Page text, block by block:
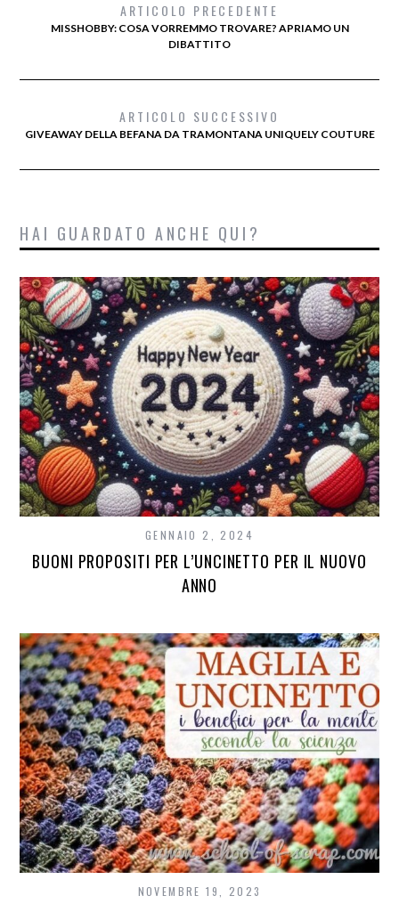
ARTICOLO PRECEDENTE
MISSHOBBY: COSA VORREMMO TROVARE? APRIAMO UN
DIBATTITO
ARTICOLO SUCCESSIVO
GIVEAWAY DELLA BEFANA DA TRAMONTANA UNIQUELY COUTURE
HAI GUARDATO ANCHE QUI?
GENNAIO 2, 2024
BUONI PROPOSITI PER L’UNCINETTO PER IL NUOVO
ANNO
NOVEMBRE 19, 2023